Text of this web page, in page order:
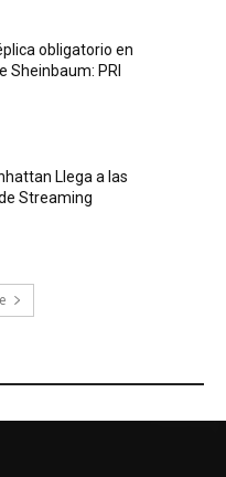
obligatorio en
Sheinbaum: PRI
Llega a las
Streaming